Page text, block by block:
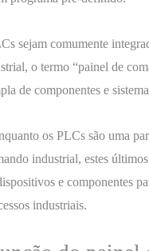
sejam comumente
o termo “painel de
de componentes e
os PLCs são uma
industrial, estes
e componentes
industriais.